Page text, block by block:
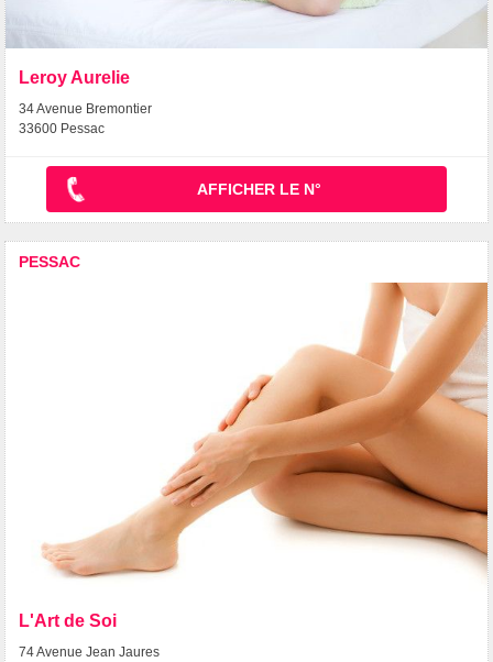
Leroy Aurelie
34 Avenue Bremontier
33600 Pessac
AFFICHER LE N°
PESSAC
L'Art de Soi
74 Avenue Jean Jaures